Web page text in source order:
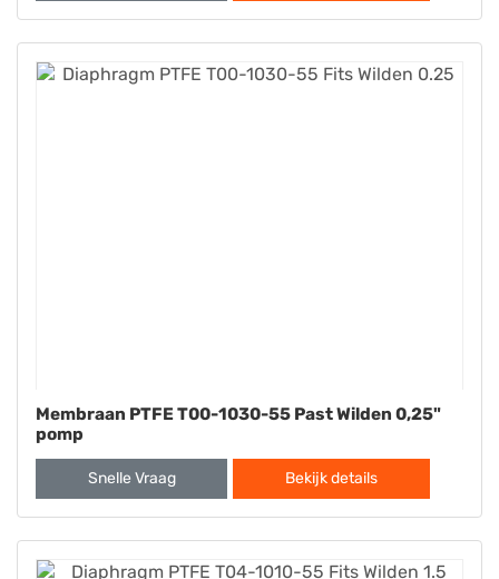
Membraan PTFE T00-1030-55 Past Wilden 0,25"
pomp
Snelle Vraag Bekijk details